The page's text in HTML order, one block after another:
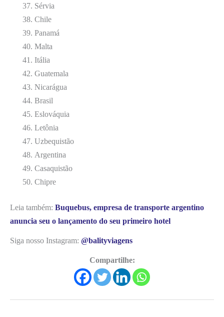
Sérvia
Chile
Panamá
Malta
Itália
Guatemala
Nicarágua
Brasil
Eslováquia
Letônia
Uzbequistão
Argentina
Casaquistão
Chipre
Leia também: Buquebus, empresa de transporte argentino
anuncia seu o lançamento do seu primeiro hotel
Siga nosso Instagram: @balityviagens
Compartilhe: